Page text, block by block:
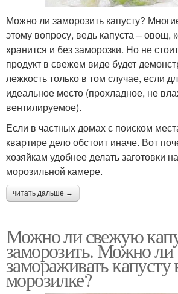
Можно ли заморозить капусту?
этому вопросу, ведь капуста – овощ,
хранится и без заморозки. Но не
продукт в свежем виде будет
лежкость только в том случае, если
идеальное место (прохладное, не
вентилируемое).
Если в частных домах с поиском
квартире дело обстоит иначе. Вот
хозяйкам удобнее делать заготовки
морозильной камере.
читать дальше →
Можно ли свежую
заморозить. Можно ли
замораживать капусту
морозилке?